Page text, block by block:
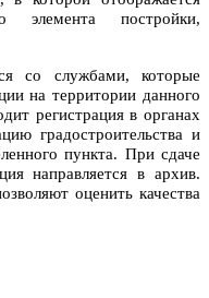
элемента постройки,
со службами, которые
на территории данного
регистрация в органах
градостроительства и
пункта. При сдаче
направляется в архив.
оценить качества